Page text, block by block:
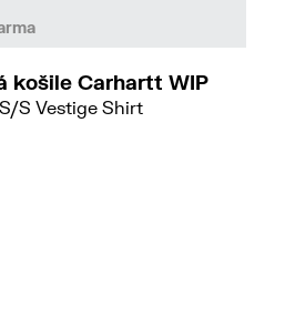
košile Carhartt WIP
S/S Vestige Shirt